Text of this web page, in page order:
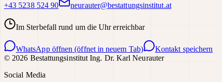
+43 5238 524 90
neurauter@bestattungsinstitut.at
Im Sterbefall rund um die Uhr erreichbar
WhatsApp öffnen (öffnet in neuem Tab)
Kontakt speichern
© 2026 Bestattungsinstitut Ing. Dr. Karl Neurauter
Social Media